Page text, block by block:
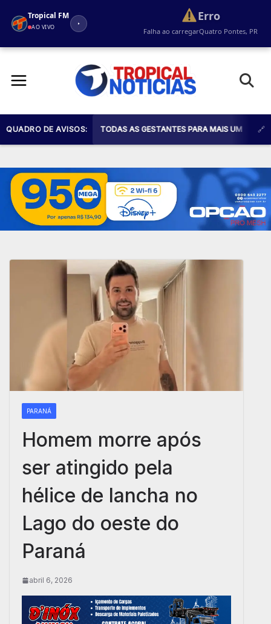
Tropical FM
AO VIVO
Erro
Falha ao carregarQuatro Pontes, PR
QUADRO DE AVISOS:
SAÚDE CONVIDA TODAS AS GESTANTES PARA MAIS UM ENCONTRO
PARANÁ
Homem morre após
ser atingido pela
hélice de lancha no
Lago do oeste do
Paraná
abril 6, 2026